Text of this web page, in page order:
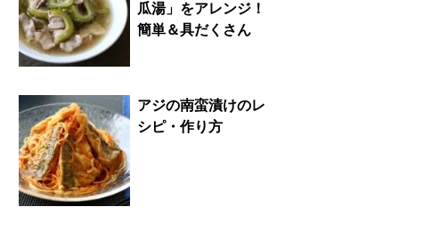
瓜湯」をアレンジ！
簡単＆具だくさん
アジの南蛮漬けのレ
シピ・作り方